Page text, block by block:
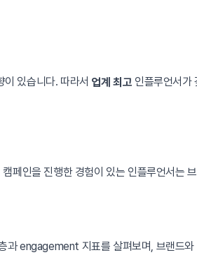
있습니다. 따라서 업계 최고 인플루언서가
페인을 진행한 경험이 있는 인플루언서는
engagement 지표를 살펴보며, 브랜드